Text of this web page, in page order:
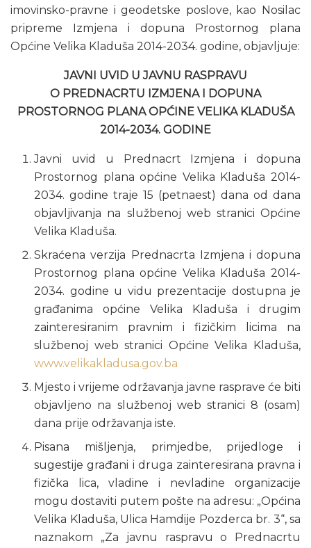
imovinsko-pravne i geodetske poslove, kao Nosilac
pripreme Izmjena i dopuna Prostornog plana
Općine Velika Kladuša 2014-2034. godine, objavljuje:
JAVNI UVID U JAVNU RASPRAVU
O PREDNACRTU IZMJENA I DOPUNA
PROSTORNOG PLANA OPĆINE VELIKA KLADUŠA
2014-2034. GODINE
Javni uvid u Prednacrt Izmjena i dopuna
Prostornog plana općine Velika Kladuša 2014-
2034. godine traje 15 (petnaest) dana od dana
objavljivanja na službenoj web stranici Općine
Velika Kladuša.
Skraćena verzija Prednacrta Izmjena i dopuna
Prostornog plana općine Velika Kladuša 2014-
2034. godine u vidu prezentacije dostupna je
građanima općine Velika Kladuša i drugim
zainteresiranim pravnim i fizičkim licima na
službenoj web stranici Općine Velika Kladuša,
www.velikakladusa.gov.ba
Mjesto i vrijeme održavanja javne rasprave će biti
objavljeno na službenoj web stranici 8 (osam)
dana prije održavanja iste.
Pisana mišljenja, primjedbe, prijedloge i
sugestije građani i druga zainteresirana pravna i
fizička lica, vladine i nevladine organizacije
mogu dostaviti putem pošte na adresu: „Općina
Velika Kladuša, Ulica Hamdije Pozderca br. 3“, sa
naznakom „Za javnu raspravu o Prednacrtu